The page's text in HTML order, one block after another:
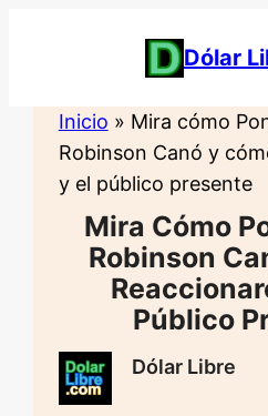
Dólar
Inicio » Mira cómo
Robinson Canó y
y el público presente
Mira Cómo
Robinson
Público
Dólar Libre